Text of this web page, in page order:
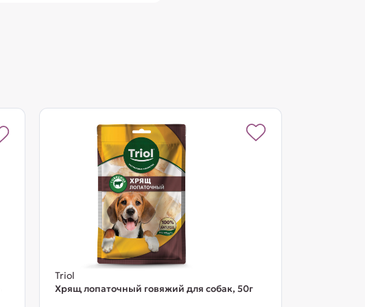
Triol
Хрящ лопаточный говяжий для собак, 50г